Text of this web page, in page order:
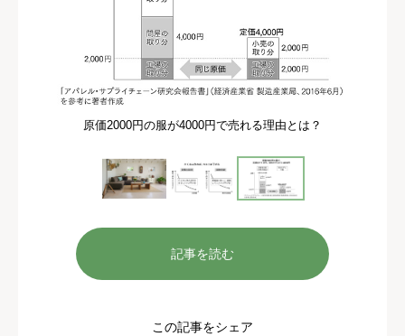
原価2000円の服が4000円で売れる理由とは？
記事を読む
この記事をシェア